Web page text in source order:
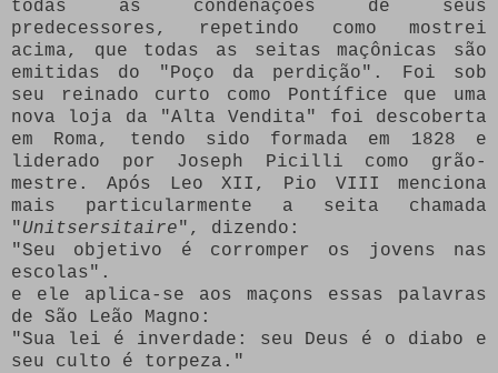
todas as condenações de seus
predecessores, repetindo como mostrei
acima, que todas as seitas maçônicas são
emitidas do "Poço da perdição". Foi sob
seu reinado curto como Pontífice que uma
nova loja da "Alta Vendita" foi descoberta
em Roma, tendo sido formada em 1828 e
liderado por Joseph Picilli como grão-
mestre.Após Leo XII, Pio VIII menciona
mais particularmente a seita chamada
"Unitsersitaire", dizendo:
"Seu objetivo é corromper os jovens nas
escolas".
e ele aplica-se aos maçons essas palavras
de São Leão Magno:
"Sua lei é inverdade: seu Deus é o diabo e
seu culto é torpeza."